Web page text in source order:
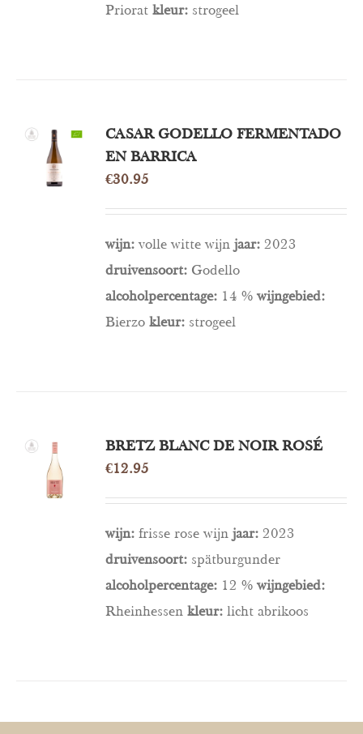
Prioratkleur: strogeel
OPTIES
SELECTEREN
/
DETAILS
CASAR GODELLO FERMENTADO
EN BARRICA
€30.95
wijn:volle witte wijnjaar: 2023
druivensoort: Godello
alcoholpercentage: 14 %wijngebied:
Bierzokleur: strogeel
OPTIES
SELECTEREN
/
DETAILS
BRETZ BLANC DE NOIR ROSÉ
€12.95
wijn: frisse rose wijnjaar: 2023
druivensoort: spätburgunder
alcoholpercentage: 12 %wijngebied:
Rheinhessenkleur:licht abrikoos